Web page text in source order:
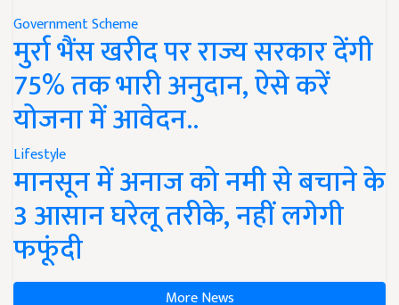
Government Scheme
मुर्रा भैंस खरीद पर राज्य सरकार देंगी
75% तक भारी अनुदान, ऐसे करें
योजना में आवेदन..
Lifestyle
मानसून में अनाज को नमी से बचाने के
3 आसान घरेलू तरीके, नहीं लगेगी
फफूंदी
More News